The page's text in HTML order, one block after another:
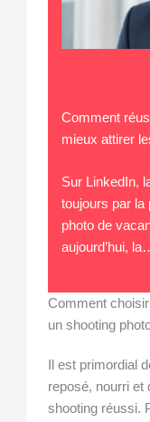
Comment
mieux attirer
Sur LinkedIn,
toujours par la
photo de
aujourd’hui,
Comment
un shooting
Il est primordial
reposé, nourri et
shooting réussi.